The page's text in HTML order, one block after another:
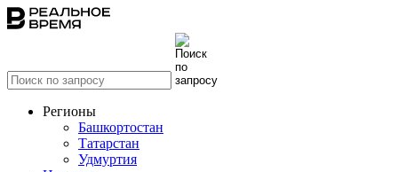
Регионы
Башкортостан
Татарстан
Удмуртия